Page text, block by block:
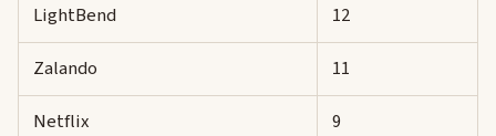
LightBend
12
Zalando
11
Netflix
9